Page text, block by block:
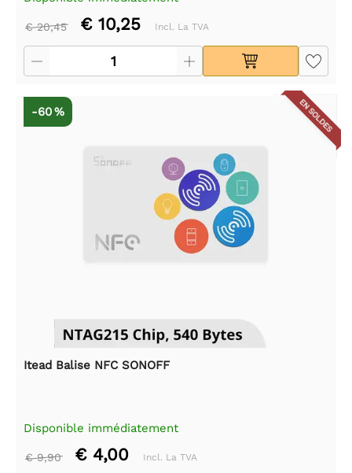
€ 20,45 € 10,25 Incl. La TVA
EN SOLDES
-60 %
Itead Balise NFC SONOFF
Disponible immédiatement
€ 9,90 € 4,00 Incl. La TVA